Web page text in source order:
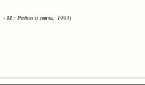
- М.: Радио и связь, 1993)